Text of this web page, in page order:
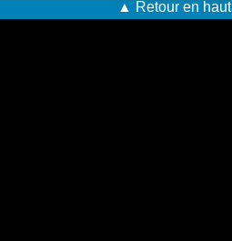
▲ Retour en haut